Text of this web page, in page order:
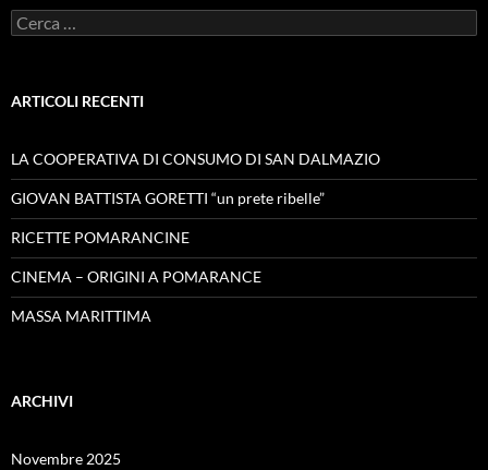
Ricerca
per:
ARTICOLI RECENTI
LA COOPERATIVA DI CONSUMO DI SAN DALMAZIO
GIOVAN BATTISTA GORETTI “un prete ribelle”
RICETTE POMARANCINE
CINEMA – ORIGINI A POMARANCE
MASSA MARITTIMA
ARCHIVI
Novembre 2025